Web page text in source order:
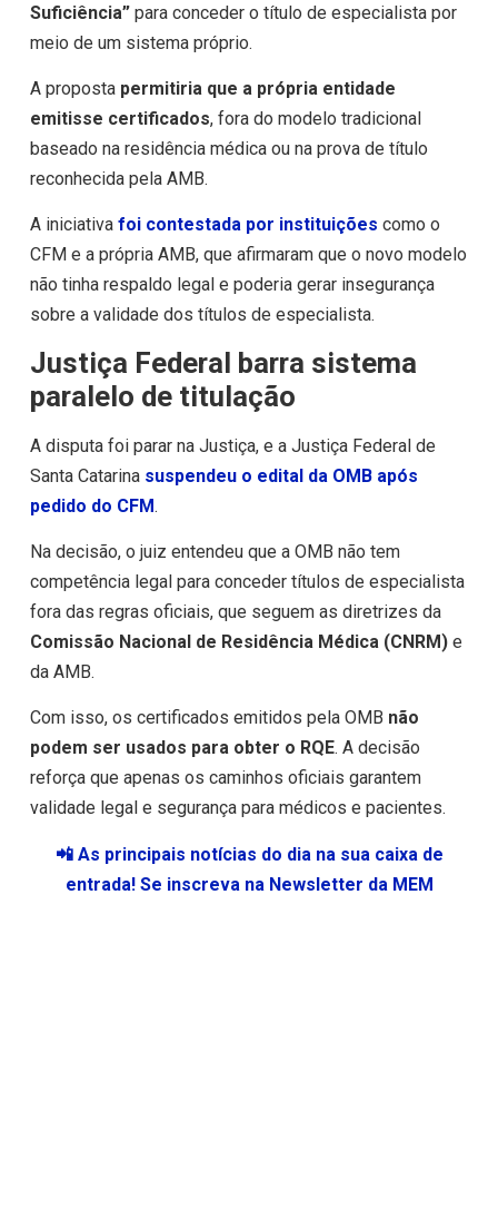
Suficiência”para conceder o título de especialista por
meio de um sistema próprio.
A proposta permitiria que a própria entidade
emitisse certificados, fora do modelo tradicional
baseado na residência médica ou na prova de título
reconhecida pela AMB.
A iniciativa foi contestada por instituições como o
CFM e a própria AMB, que afirmaram que o novo modelo
não tinha respaldo legal e poderia gerar insegurança
sobre a validade dos títulos de especialista.
Justiça Federal barra sistema
paralelo de titulação
A disputa foi parar na Justiça, e a Justiça Federal de
Santa Catarina suspendeu o edital da OMB após
pedido do CFM.
Na decisão, o juiz entendeu que a OMB não tem
competência legal para conceder títulos de especialista
fora das regras oficiais, que seguem as diretrizes da
Comissão Nacional de Residência Médica (CNRM)e
da AMB.
Com isso, os certificados emitidos pela OMB não
podem ser usados para obter o RQE. A decisão
reforça que apenas os caminhos oficiais garantem
validade legal e segurança para médicos e pacientes.
📲 As principais notícias do dia na sua caixa de
entrada! Se inscreva na Newsletter da MEM